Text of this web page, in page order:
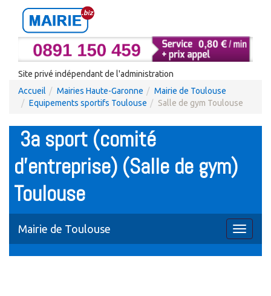
Site privé indépendant de l'administration
Accueil
Mairies Haute-Garonne
Mairie de Toulouse
Equipements sportifs Toulouse
Salle de gym Toulouse
3a sport (comité
d'entreprise) (Salle de gym)
Toulouse
Toggle
Mairie de Toulouse